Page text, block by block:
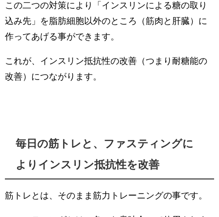
この二つの対策により「インスリンによる糖の取り
込み先」を脂肪細胞以外のところ（筋肉と肝臓）に
作ってあげる事ができます。
これが、インスリン抵抗性の改善（つまり耐糖能の
改善）につながります。
毎日の筋トレと、ファスティングに
よりインスリン抵抗性を改善
筋トレとは、そのまま筋力トレーニングの事です。